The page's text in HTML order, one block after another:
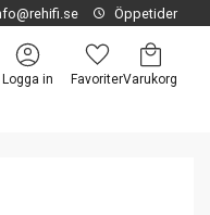
Öppetider
Logga in
Favoriter
Kundvagn